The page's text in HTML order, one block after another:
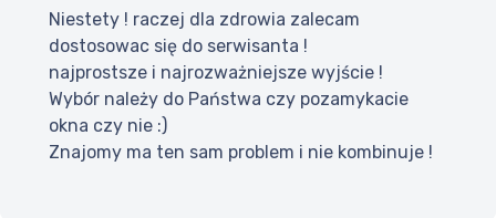
Niestety ! raczej dla zdrowia zalecam
dostosowac się do serwisanta !
najprostsze i najrozważniejsze wyjście !
Wybór należy do Państwa czy pozamykacie
okna czy nie :)
Znajomy ma ten sam problem i nie kombinuje !